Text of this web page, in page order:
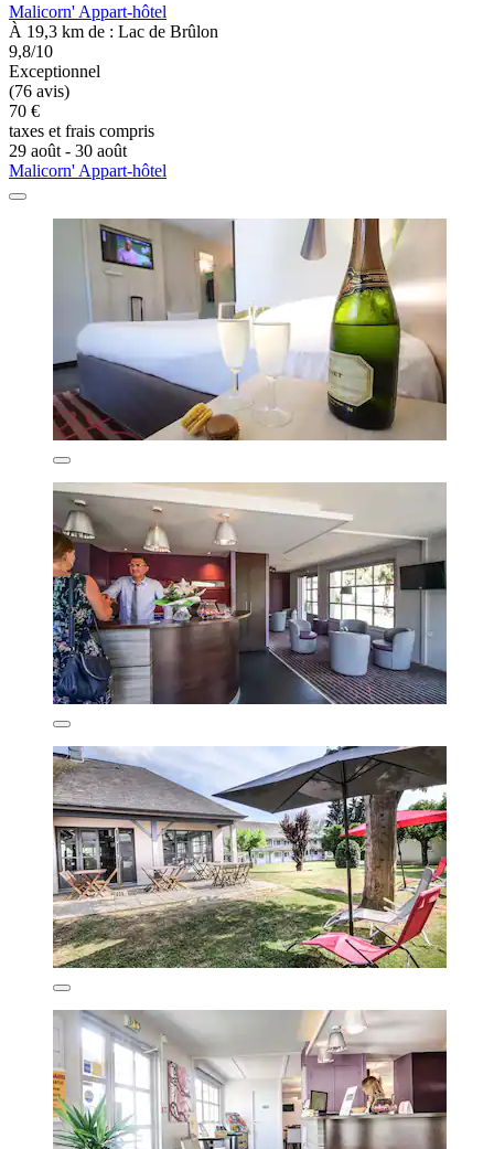
Malicorn' Appart-hôtel
À 19,3 km de : Lac de Brûlon
9,8/10
Exceptionnel
(76 avis)
70 €
taxes et frais compris
29 août - 30 août
Malicorn' Appart-hôtel